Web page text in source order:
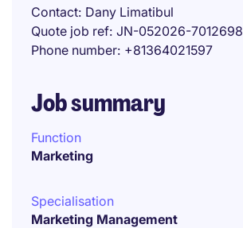
Contact Dany Limatibul
Quote job ref JN-052026-7012698
Phone number +81364021597
Job summary
Function
Marketing
Specialisation
Marketing Management